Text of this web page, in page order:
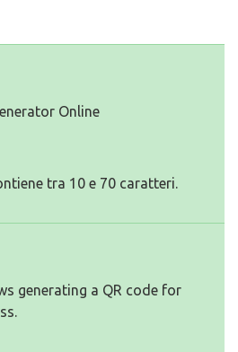
Online
tra 10 e 70 caratteri.
generating a QR code for